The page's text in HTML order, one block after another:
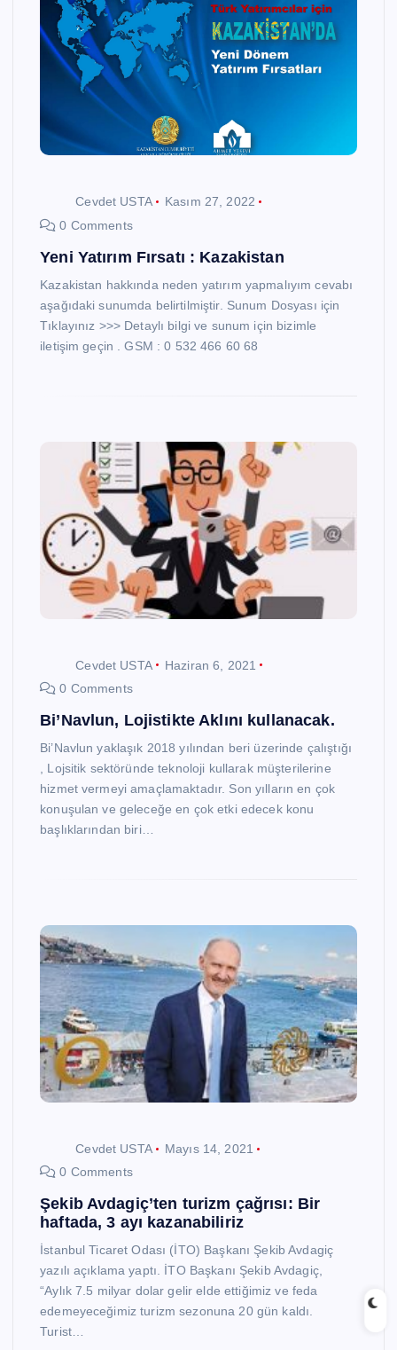
Cevdet USTA
Kasım 27, 2022
0 Comments
Yeni Yatırım Fırsatı : Kazakistan
Kazakistan hakkında neden yatırım yapmalıyım cevabı
aşağıdaki sunumda belirtilmiştir. Sunum Dosyası için
Tıklayınız >>> Detaylı bilgi ve sunum için bizimle
iletişim geçin . GSM : 0 532 466 60 68
Cevdet USTA
Haziran 6, 2021
0 Comments
Bi’Navlun, Lojistikte Aklını kullanacak.
Bi’Navlun yaklaşık 2018 yılından beri üzerinde çalıştığı
, Lojsitik sektöründe teknoloji kullarak müşterilerine
hizmet vermeyi amaçlamaktadır. Son yılların en çok
konuşulan ve geleceğe en çok etki edecek konu
başlıklarından biri…
Cevdet USTA
Mayıs 14, 2021
0 Comments
Şekib Avdagiç’ten turizm çağrısı: Bir
haftada, 3 ayı kazanabiliriz
İstanbul Ticaret Odası (İTO) Başkanı Şekib Avdagiç
yazılı açıklama yaptı. İTO Başkanı Şekib Avdagiç,
“Aylık 7.5 milyar dolar gelir elde ettiğimiz ve feda
edemeyeceğimiz turizm sezonuna 20 gün kaldı.
Turist…